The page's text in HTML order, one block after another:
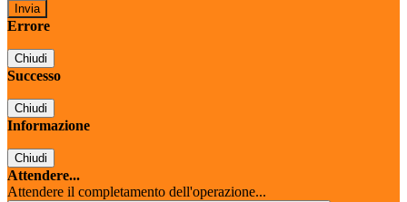
Errore
Chiudi
Successo
Chiudi
Informazione
Chiudi
Attendere...
Attendere il completamento dell'operazione...